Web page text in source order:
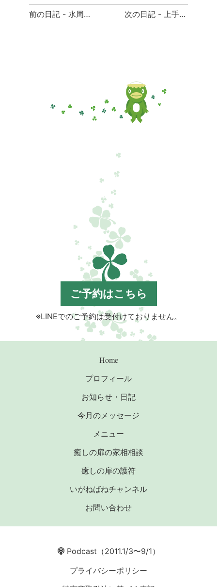
前
前の日記 - 水周りは自分の内面 次の日記 - 上手くいってる時こそ冷静に…
ご予約はこちら
※LINEでのご予約は受付けておりません。
Home
プロフィール
お知らせ・日記
今月のメッセージ
メニュー
癒しの扉の家相相談
癒しの扉の護符
いがねばねチャンネル
お問い合わせ
Podcast （2011.1/3〜9/1）
プライバシーポリシー